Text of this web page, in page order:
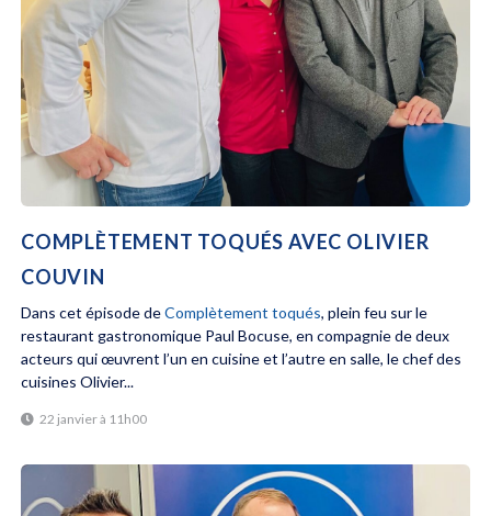
COMPLÈTEMENT TOQUÉS AVEC OLIVIER
COUVIN
Dans cet épisode deComplètement toqués, plein feu sur le
restaurant gastronomique Paul Bocuse, en compagnie de deux
acteurs qui œuvrent l’un en cuisine et l’autre en salle, le chef des
cuisines Olivier...
22 janvier à 11h00